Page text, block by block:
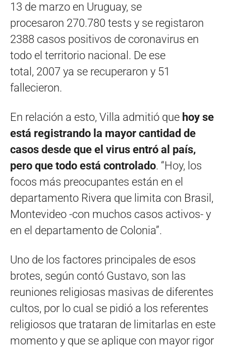
13 de marzo en Uruguay, se
procesaron 270.780 tests y se registaron
2388 casos positivos de coronavirus en
todo el territorio nacional. De ese
total, 2007 ya se recuperaron y 51
fallecieron.
En relación a esto, Villa admitió que hoy se
está registrando la mayor cantidad de
casos desde que el virus entró al país,
pero que todo está controlado. “Hoy, los
focos más preocupantes están en el
departamento Rivera que limita con Brasil,
Montevideo -con muchos casos activos- y
en el departamento de Colonia”.
Uno de los factores principales de esos
brotes, según contó Gustavo, son las
reuniones religiosas masivas de diferentes
cultos, por lo cual se pidió a los referentes
religiosos que trataran de limitarlas en este
momento y que se aplique con mayor rigor